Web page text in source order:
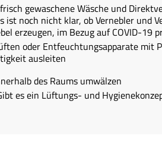
gewaschene Wäsche und
ist noch nicht klar, ob Vernebler und
erzeugen, im Bezug auf COVID-19
oder Entfeuchtungsapparate mit
ausleiten
des Raums umwälzen
es ein Lüftungs- und